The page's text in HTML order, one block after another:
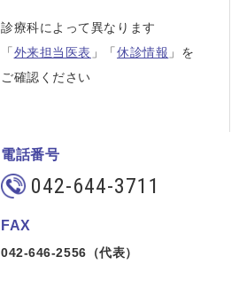
診療科によって異なります
「外来担当医表 」「休診情報 」を
ご確認ください
電話番号
042-644-3711
FAX
042-646-2556（代表）